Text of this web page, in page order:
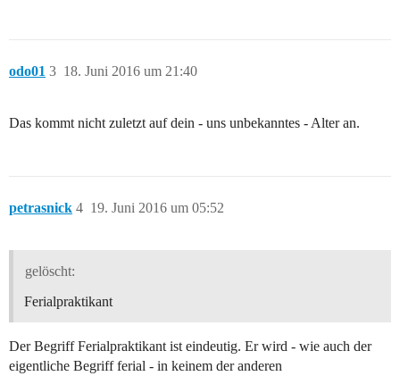
odo01 18. Juni 2016 um 21:40
3
Das kommt nicht zuletzt auf dein - uns unbekanntes - Alter an.
petrasnick 19. Juni 2016 um 05:52
4
gelöscht:
Ferialpraktikant
Der Begriff Ferialpraktikant ist eindeutig. Er wird - wie auch der
eigentliche Begriff ferial - in keinem der anderen